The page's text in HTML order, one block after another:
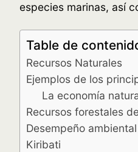
especies marinas, así
Table de
Recursos Naturales
Ejemplos de los
La economía
Recursos forestales
Desempeño
Kiribati